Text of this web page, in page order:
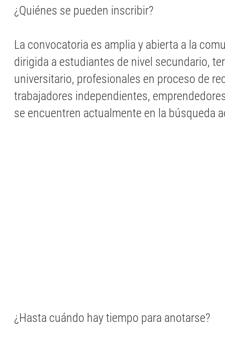
¿Quiénes se pueden inscribir?
La convocatoria es amplia y abierta a la
dirigida a estudiantes de nivel secundario,
universitario, profesionales en proceso de
trabajadores independientes,
se encuentren actualmente en la búsqueda
¿Hasta cuándo hay tiempo para anotarse?